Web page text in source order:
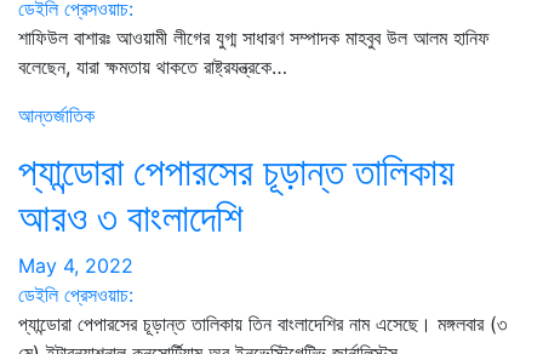
ডেইলি প্রেসওয়াচ:
শাফিউল বাশারঃ আওয়ামী লীগের যুগ্ম সাধারণ সম্পাদক মাহবুব উল আলম হানিফ
বলেছেন, যারা ক্ষমতায় থাকতে রাষ্ট্রযন্ত্রকে…
আন্তর্জাতিক
প্যান্ডোরা পেপারসের চূড়ান্ত তালিকায়
আরও ৩ বাংলাদেশি
May 4, 2022
ডেইলি প্রেসওয়াচ:
প্যান্ডোরা পেপারসের চূড়ান্ত তালিকায় তিন বাংলাদেশির নাম এসেছে। মঙ্গলবার (৩